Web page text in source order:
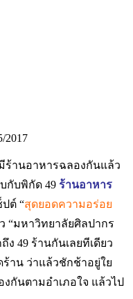
2017
ร้านอาหารฉลองกันแล้ว
กับพิกัด 49 ร้านอาหาร
ต์ “สุดยอดความอร่อย
“มหาวิทยาลัยศิลปากร
ง 49 ร้านกันเลยทีเดียว
าน ว่าแล้วชักช้าอยู่ใย
กันตามอำเภอใจ แล้วไป